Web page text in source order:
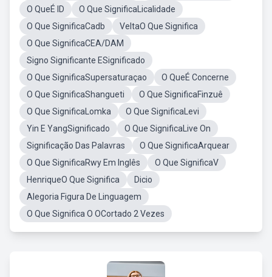
O QueÉ ID
O Que SignificaLicalidade
O Que SignificaCadb
VeltaO Que Significa
O Que SignificaCEA/DAM
Signo Significante ESignificado
O Que SignificaSupersaturaçao
O QueÉ Concerne
O Que SignificaShangueti
O Que SignificaFinzuê
O Que SignificaLomka
O Que SignificaLevi
Yin E YangSignificado
O Que SignificaLive On
Significação Das Palavras
O Que SignificaArquear
O Que SignificaRwy Em Inglês
O Que SignificaV
HenriqueO Que Significa
Dicio
Alegoria Figura De Linguagem
O Que Significa O OCortado 2 Vezes